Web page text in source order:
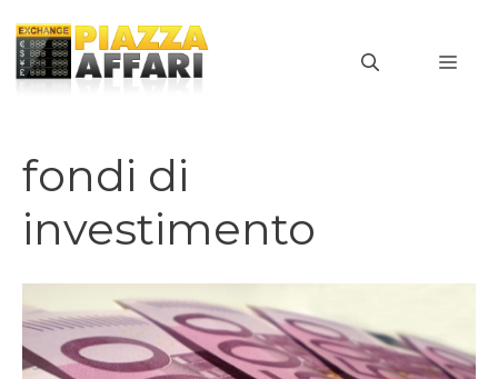
contenuto
fondi di
investimento